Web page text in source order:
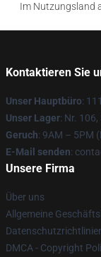
Im Nutzungsland
Kontaktieren Sie
Unser Hauptbüro:
Unser Lager: Nr.
Geruch: 9AM – 5PM
E-Mail senden:
Unsere Firma
Über uns
Allgemeine
DMCA - Copyright